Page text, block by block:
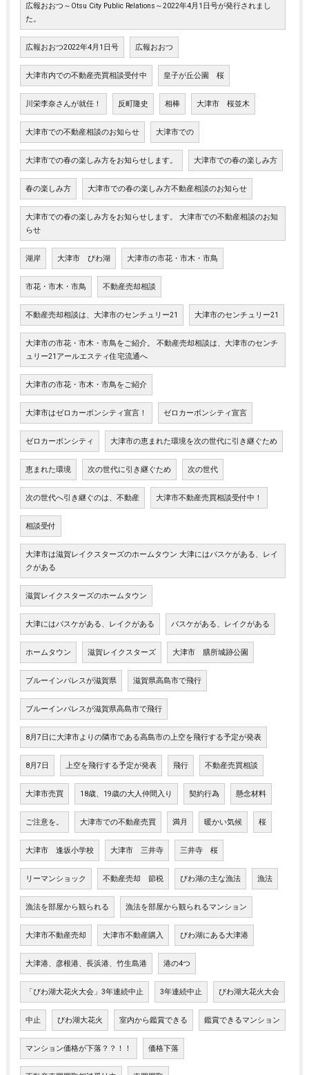
広報おおつ～Otsu City Public Relations～2022年4月1日号が発行されまし
た。
広報おおつ2022年4月1日号 広報おおつ
大津市内での不動産売買相談受付中 皇子が丘公園 桜
川栄李奈さんが就任！ 反町隆史 相棒 大津市 桜並木
大津市での不動産相談のお知らせ 大津市での
大津市での春の楽しみ方をお知らせします。 大津市での春の楽しみ方
春の楽しみ方 大津市での春の楽しみ方不動産相談のお知らせ
大津市での春の楽しみ方をお知らせします。 大津市での不動産相談のお知
らせ
湖岸 大津市 びわ湖 大津市の市花・市木・市鳥
市花・市木・市鳥 不動産売却相談
不動産売却相談は、大津市のセンチュリー21 大津市のセンチュリー21
大津市の市花・市木・市鳥をご紹介。 不動産売却相談は、大津市のセンチ
ュリー21アールエスティ住宅流通へ
大津市の市花・市木・市鳥をご紹介
大津市はゼロカーボンシティ宣言！ ゼロカーボンシティ宣言
ゼロカーボンシティ 大津市の恵まれた環境を次の世代に引き継ぐため
恵まれた環境 次の世代に引き継ぐため 次の世代
次の世代へ引き継ぐのは、不動産 大津市不動産売買相談受付中！
相談受付
大津市は滋賀レイクスターズのホームタウン 大津にはバスケがある、レイ
クがある
滋賀レイクスターズのホームタウン
大津にはバスケがある、レイクがある バスケがある、レイクがある
ホームタウン 滋賀レイクスターズ 大津市 膳所城跡公園
ブルーインパレスが滋賀県 滋賀県高島市で飛行
ブルーインパレスが滋賀県高島市で飛行
8月7日に大津市よりの隣市である高島市の上空を飛行する予定が発表
8月7日 上空を飛行する予定が発表 飛行 不動産売買相談
大津市売買 18歳、19歳の大人仲間入り 契約行為 懸念材料
ご注意を。 大津市での不動産売買 満月 暖かい気候 桜
大津市 逢坂小学校 大津市 三井寺 三井寺 桜
リーマンショック 不動産売却 節税 びわ湖の主な漁法 漁法
漁法を部屋から観られる 漁法を部屋から観られるマンション
大津市不動産売却 大津市不動産購入 びわ湖にある大津港
大津港、彦根港、長浜港、竹生島港 港の4つ
「びわ湖大花火大会」3年連続中止 3年連続中止 びわ湖大花火大会
中止 びわ湖大花火 室内から鑑賞できる 鑑賞できるマンション
マンション価格が下落？？！！ 価格下落